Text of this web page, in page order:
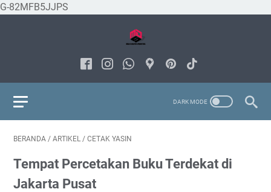
G-82MFB5JJPS
BERANDA / ARTIKEL / CETAK YASIN
Tempat Percetakan Buku Terdekat di
Jakarta Pusat